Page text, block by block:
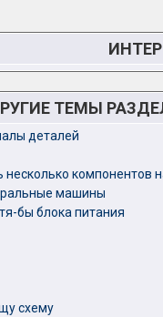
ТЕМЫ
деталей
несколько компонентов
машины
бы блока питания
схему